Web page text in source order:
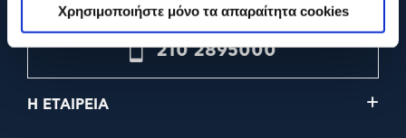
Χρησιμοποιήστε μόνο τα απαραίτητα cookies
210 2895000
Η ΕΤΑΙΡΕΙΑ